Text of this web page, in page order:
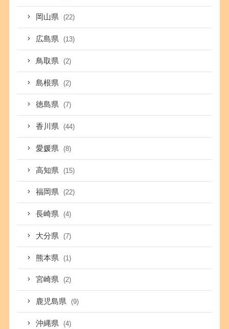
岡山県 (22)
広島県 (13)
鳥取県 (2)
島根県 (2)
徳島県 (7)
香川県 (44)
愛媛県 (8)
高知県 (15)
福岡県 (22)
長崎県 (4)
大分県 (7)
熊本県 (1)
宮崎県 (2)
鹿児島県 (9)
沖縄県 (4)